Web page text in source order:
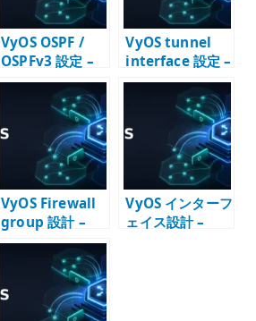
VyOS OSPF /
OSPFv3 設定 –
IPv4 / IPv6 の動
的ルーティング
を設計する
VyOS tunnel
interface 設定 –
GRE / IP6GRE
を経路設計に組
VyOS Firewall
group 設計 –
address-group
/ port-group /
interface-
group を確認す
VyOS インターフ
ェイス設計 –